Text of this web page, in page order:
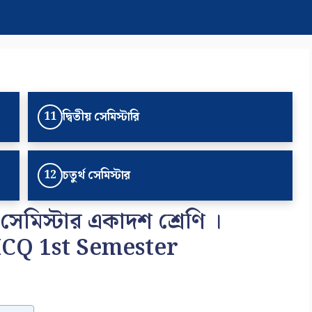
11 দ্বিতীয় সেমিস্টারি
12 চতুর্থ সেমিস্টার
একাদশ শ্রেণি ।
1st Semester